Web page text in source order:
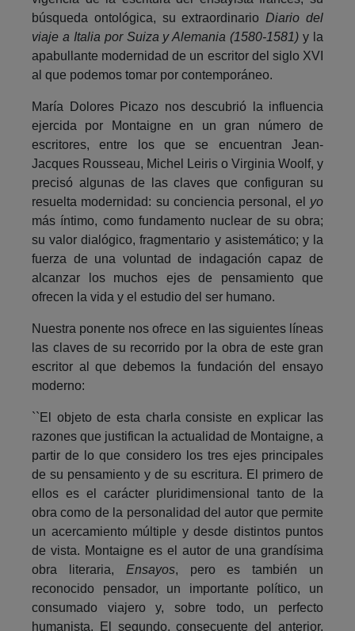
búsqueda ontológica, su extraordinarioDiario del
viaje a Italia por Suiza y Alemania (1580-1581)y la
apabullante modernidad de un escritor del siglo XVI
al que podemos tomar por contemporáneo.
María Dolores Picazo nos descubrió la influencia
ejercida por Montaigne en un gran número de
escritores, entre los que se encuentran Jean-
Jacques Rousseau, Michel Leiris o Virginia Woolf, y
precisó algunas de las claves que configuran su
resuelta modernidad: su conciencia personal, el yo
más íntimo, como fundamento nuclear de su obra;
su valor dialógico, fragmentario y asistemático; y la
fuerza de una voluntad de indagación capaz de
alcanzar los muchos ejes de pensamiento que
ofrecen la vida y el estudio del ser humano.
Nuestra ponente nos ofrece en las siguientes líneas
las claves de su recorrido por la obra de este gran
escritor al que debemos la fundación del ensayo
moderno:
``El objeto de esta charla consiste en explicar las
razones que justifican la actualidad de Montaigne, a
partir de lo que considero los tres ejes principales
de su pensamiento y de su escritura. El primero de
ellos es el carácter pluridimensional tanto de la
obra como de la personalidad del autor que permite
un acercamiento múltiple y desde distintos puntos
de vista. Montaigne es el autor de una grandísima
obra literaria, Ensayos, pero es también un
reconocido pensador, un importante político, un
consumado viajero y, sobre todo, un perfecto
humanista. El segundo, consecuente del anterior,